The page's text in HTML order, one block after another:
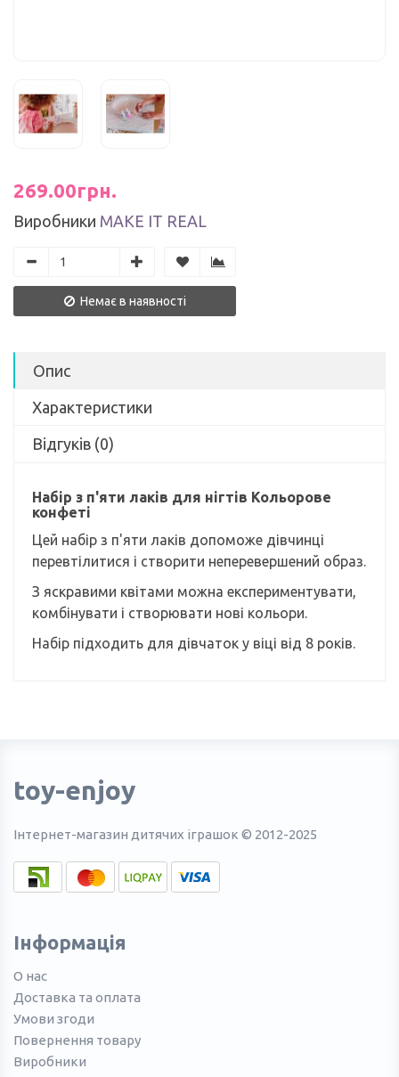
269.00грн.
Виробники MAKE IT REAL
Немає в наявності
Опис
Характеристики
Відгуків (0)
Набір з п'яти лаків для нігтів Кольорове
конфеті
Цей набір з п'яти лаків допоможе дівчинці
перевтілитися і створити неперевершений образ.
З яскравими квітами можна експериментувати,
комбінувати і створювати нові кольори.
Набір підходить для дівчаток у віці від 8 років.
toy-enjoy
Інтернет-магазин дитячих іграшок © 2012-2025
Інформація
О нас
Доставка та оплата
Умови згоди
Повернення товару
Виробники